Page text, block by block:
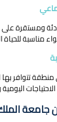
ومستقرة
مناسبة للحياة
تتوافر بها
الملك